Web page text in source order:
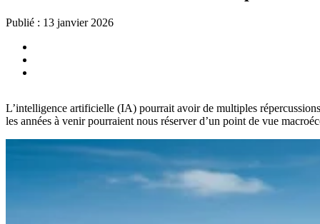
Publié : 13 janvier 2026
L’intelligence artificielle (IA) pourrait avoir de multiples
les années à venir pourraient nous réserver d’un point de vue